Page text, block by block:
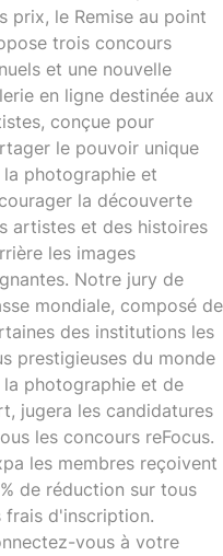
prix, le Remise au point
trois concours
et une nouvelle
en ligne destinée aux
conçue pour
le pouvoir unique
la photographie et
la découverte
artistes et des histoires
les images
Notre jury de
mondiale, composé de
des institutions les
prestigieuses du monde
la photographie et de
jugera les candidatures
les concours reFocus.
les membres reçoivent
de réduction sur tous
frais d'inscription.
vous à votre